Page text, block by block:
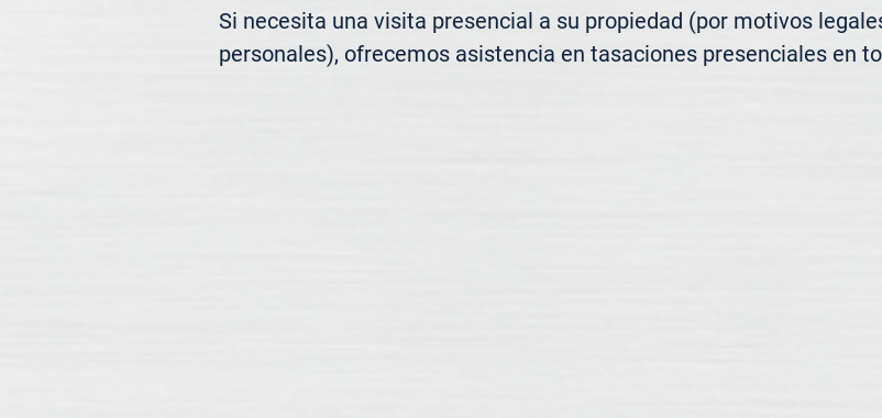
Si necesita una visita presencial a su propiedad (por motivos
personales), ofrecemos asistencia en tasaciones presenciales en